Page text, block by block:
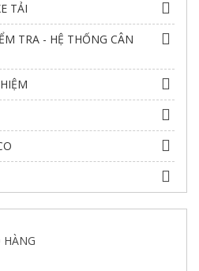
TẢI
TRA - HỆ THỐNG CÂN
HÀNG